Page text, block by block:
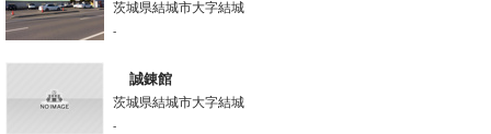
茨城県結城市大字結城
-
誠錬館
茨城県結城市大字結城
-